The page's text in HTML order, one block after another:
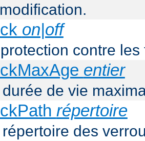
on|off
contre
entier
de vie
répertoire
des